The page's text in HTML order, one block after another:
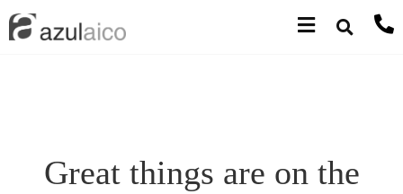
Great things are on the